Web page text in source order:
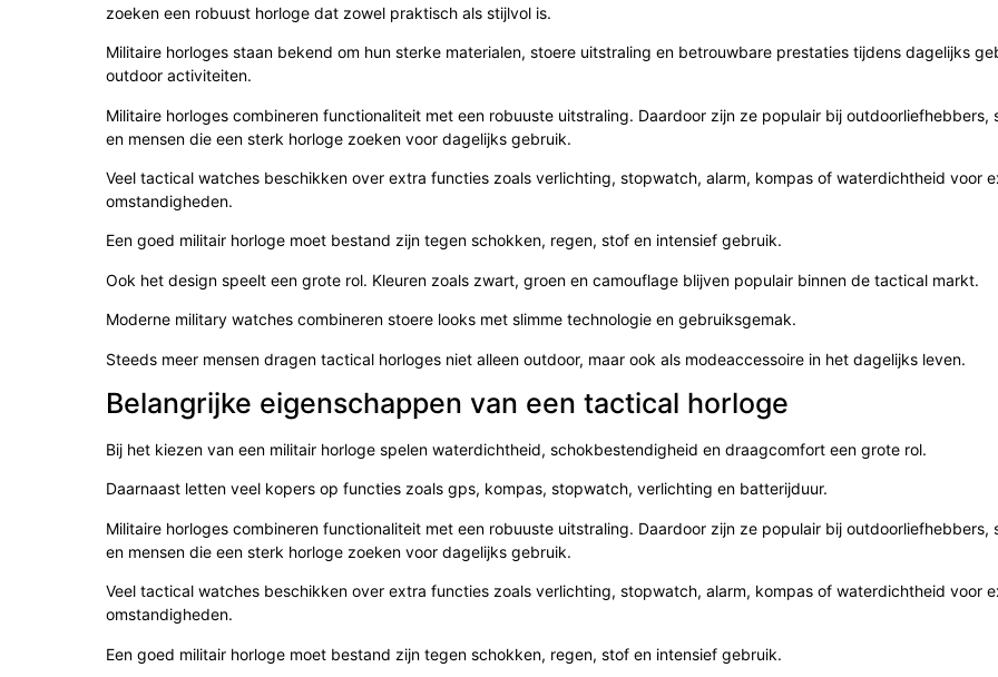
zoeken een robuust horloge dat zowel praktisch als stijlvol is.
Militaire horloges staan bekend om hun sterke materialen, stoere uitstraling en betrouwbare prestaties tijdens dagelijks
outdoor activiteiten.
Militaire horloges combineren functionaliteit met een robuuste uitstraling. Daardoor zijn ze populair bij outdoorliefhebbers,
en mensen die een sterk horloge zoeken voor dagelijks gebruik.
Veel tactical watches beschikken over extra functies zoals verlichting, stopwatch, alarm, kompas of waterdichtheid voor
omstandigheden.
Een goed militair horloge moet bestand zijn tegen schokken, regen, stof en intensief gebruik.
Ook het design speelt een grote rol. Kleuren zoals zwart, groen en camouflage blijven populair binnen de tactical markt.
Moderne military watches combineren stoere looks met slimme technologie en gebruiksgemak.
Steeds meer mensen dragen tactical horloges niet alleen outdoor, maar ook als modeaccessoire in het dagelijks leven.
Belangrijke eigenschappen van een tactical horloge
Bij het kiezen van een militair horloge spelen waterdichtheid, schokbestendigheid en draagcomfort een grote rol.
Daarnaast letten veel kopers op functies zoals gps, kompas, stopwatch, verlichting en batterijduur.
Militaire horloges combineren functionaliteit met een robuuste uitstraling. Daardoor zijn ze populair bij outdoorliefhebbers,
en mensen die een sterk horloge zoeken voor dagelijks gebruik.
Veel tactical watches beschikken over extra functies zoals verlichting, stopwatch, alarm, kompas of waterdichtheid voor
omstandigheden.
Een goed militair horloge moet bestand zijn tegen schokken, regen, stof en intensief gebruik.